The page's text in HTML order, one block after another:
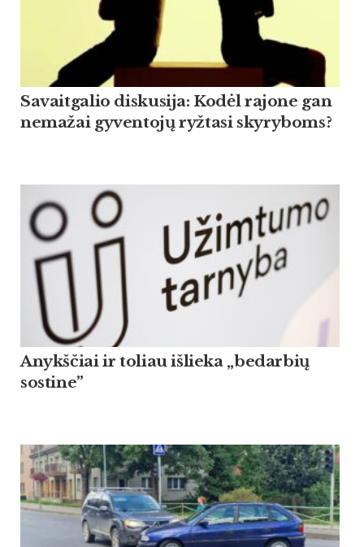
Savaitgalio diskusija: Kodėl rajone gan
nemažai gyventojų ryžtasi skyryboms?
Anykščiai ir toliau išlieka „bedarbių
sostine”